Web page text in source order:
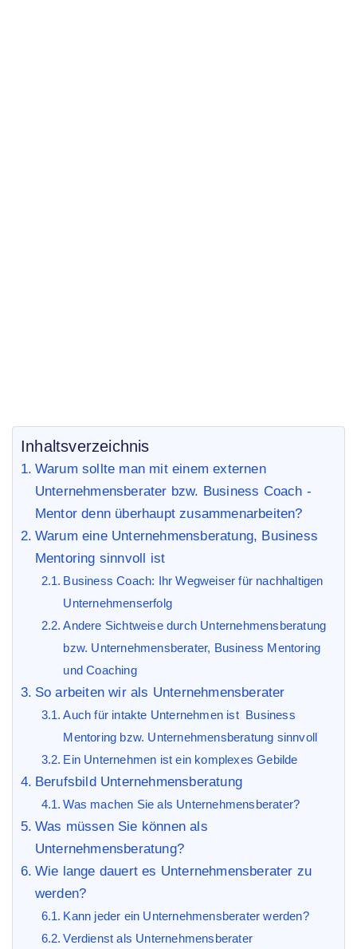
Inhaltsverzeichnis
Warum sollte man mit einem externen
Unternehmensberater bzw. Business Coach -
Mentor denn überhaupt zusammenarbeiten?
Warum eine Unternehmensberatung, Business
Mentoring sinnvoll ist
Business Coach: Ihr Wegweiser für nachhaltigen
Unternehmenserfolg
Andere Sichtweise durch Unternehmensberatung
bzw. Unternehmensberater, Business Mentoring
und Coaching
So arbeiten wir als Unternehmensberater
Auch für intakte Unternehmen ist Business
Mentoring bzw. Unternehmensberatung sinnvoll
Ein Unternehmen ist ein komplexes Gebilde
Berufsbild Unternehmensberatung
Was machen Sie als Unternehmensberater?
Was müssen Sie können als
Unternehmensberatung?
Wie lange dauert es Unternehmensberater zu
werden?
Kann jeder ein Unternehmensberater werden?
Verdienst als Unternehmensberater